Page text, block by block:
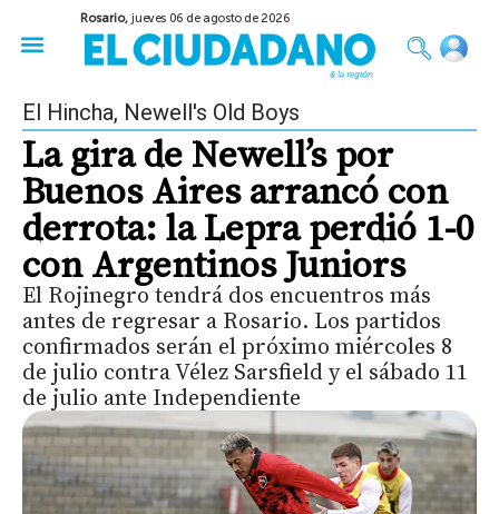
Rosario,jueves 06 de agosto de 2026
El Hincha, Newell's Old Boys
La gira de Newell’s por
Buenos Aires arrancó con
derrota: la Lepra perdió 1-0
con Argentinos Juniors
El Rojinegro tendrá dos encuentros más
antes de regresar a Rosario. Los partidos
confirmados serán el próximo miércoles 8
de julio contra Vélez Sarsfield y el sábado 11
de julio ante Independiente